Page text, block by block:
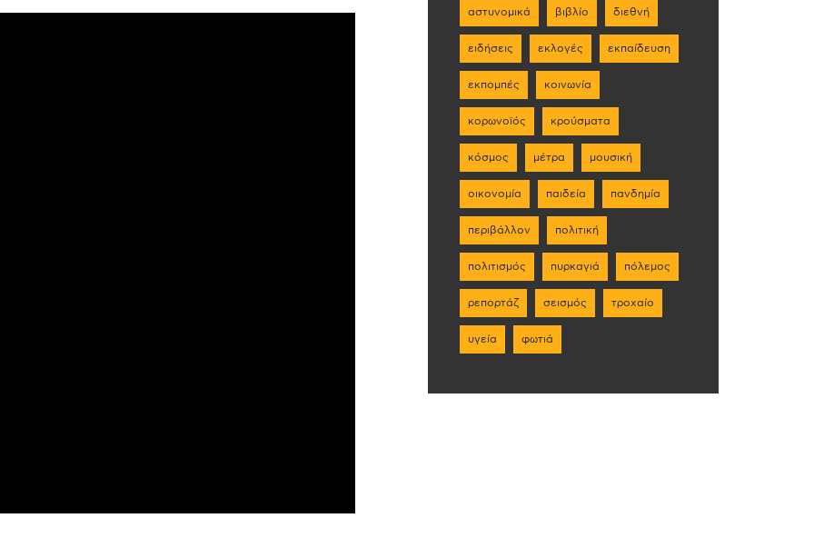
αστυνομικά βιβλίο διεθνή
ειδήσεις εκλογές εκπαίδευση
εκπομπές κοινωνία
κορωνοϊός κρούσματα
κόσμος μέτρα μουσική
οικονομία παιδεία πανδημία
περιβάλλον πολιτική
πολιτισμός πυρκαγιά πόλεμος
ρεπορτάζ σεισμός τροχαίο
υγεία φωτιά